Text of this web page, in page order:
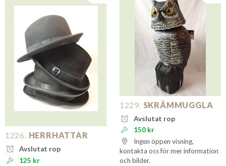
1226. HERRHATTAR
Avslutat rop
125 kr
1229. SKRÄMMUGGLA
Avslutat rop
150 kr
Ingen öppen visning,
kontakta oss för mer information
och bilder.